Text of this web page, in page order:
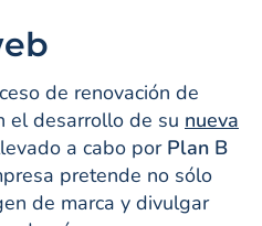
de renovación de
el desarrollo de su nueva
a cabo por Plan B
pretende no sólo
de marca y divulgar